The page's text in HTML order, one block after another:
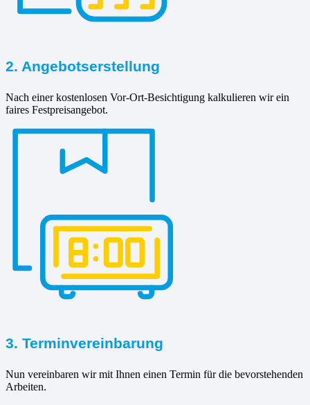
2. Angebotserstellung
Nach einer kostenlosen Vor-Ort-Besichtigung kalkulieren wir ein
faires Festpreisangebot.
3. Terminvereinbarung
Nun vereinbaren wir mit Ihnen einen Termin für die bevorstehenden
Arbeiten.